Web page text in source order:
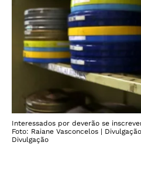
Interessados por deverão se
Foto: Raiane Vasconcelos |
Divulgação